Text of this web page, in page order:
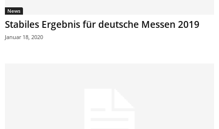
News
Stabiles Ergebnis für deutsche Messen 2019
Januar 18, 2020